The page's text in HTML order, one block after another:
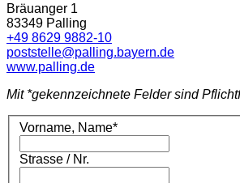
Bräuanger 1
83349 Palling
+49 8629 9882-10
poststelle@palling.bayern.de
www.palling.de
Mit *gekennzeichnete Felder sind
Vorname, Name*
Strasse / Nr.